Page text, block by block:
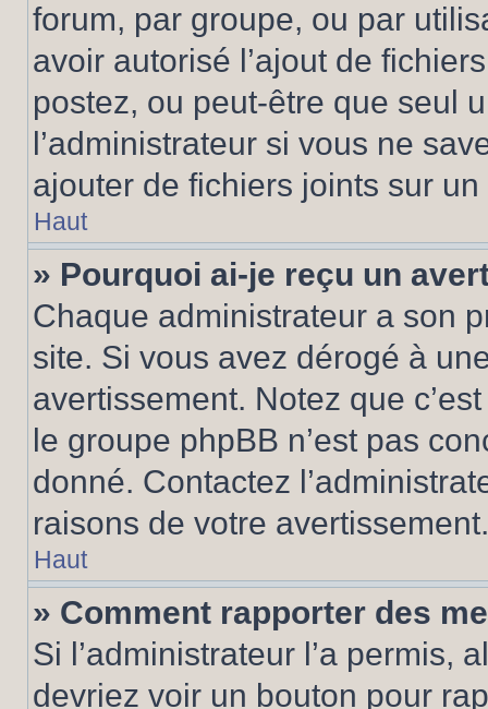
forum, par groupe, ou par
avoir autorisé l’ajout de
postez, ou peut-être que seul
l’administrateur si vous ne
ajouter de fichiers joints sur un
Haut
» Pourquoi ai-je reçu un
Chaque administrateur a son
site. Si vous avez dérogé à
avertissement. Notez que
le groupe phpBB n’est pas
donné. Contactez
raisons de votre avertissement.
Haut
» Comment rapporter des
Si l’administrateur l’a permis,
devriez voir un bouton pour